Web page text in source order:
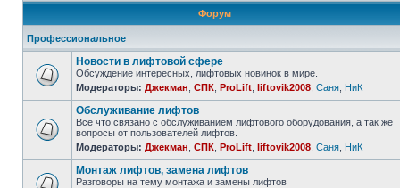
Форум
Профессиональное
Новости в лифтовой сфере
Обсуждение интересных, лифтовых новинок в мире.
Модераторы: Джекман СПК ProLift liftovik2008 Саня НиК
Обслуживание лифтов
Всё что связано с обслуживанием лифтового оборудования, а так же
вопросы от пользователей лифтов.
Модераторы: Джекман СПК ProLift liftovik2008 Саня НиК
Монтаж лифтов, замена лифтов
Разговоры на тему монтажа и замены лифтов